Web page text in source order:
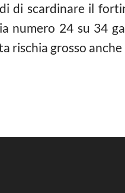
di scardinare il
numero 24 su 34
rischia grosso